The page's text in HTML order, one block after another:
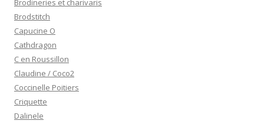
Brodineries et charivaris
Brodstitch
Capucine O
Cathdragon
C en Roussillon
Claudine / Coco2
Coccinelle Poitiers
Criquette
Dalinele